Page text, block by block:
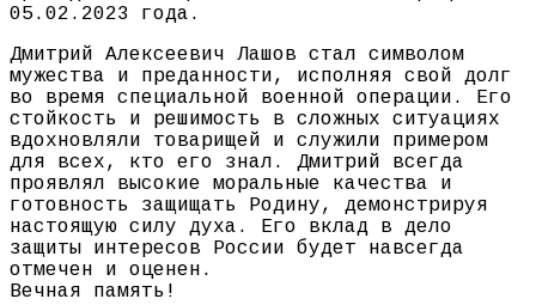
05.02.2023 года.
Дмитрий Алексеевич Лашов стал символом
мужества и преданности, исполняя свой долг
во время специальной военной операции. Его
стойкость и решимость в сложных ситуациях
вдохновляли товарищей и служили примером
для всех, кто его знал. Дмитрий всегда
проявлял высокие моральные качества и
готовность защищать Родину, демонстрируя
настоящую силу духа. Его вклад в дело
защиты интересов России будет навсегда
отмечен и оценен.
Вечная память!